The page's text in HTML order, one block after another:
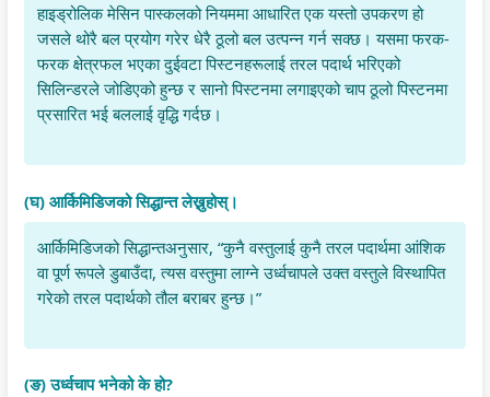
हाइड्रोलिक मेसिन पास्कलको नियममा आधारित एक यस्तो उपकरण हो
जसले थोरै बल प्रयोग गरेर धेरै ठूलो बल उत्पन्न गर्न सक्छ। यसमा फरक-
फरक क्षेत्रफल भएका दुईवटा पिस्टनहरूलाई तरल पदार्थ भरिएको
सिलिन्डरले जोडिएको हुन्छ र सानो पिस्टनमा लगाइएको चाप ठूलो पिस्टनमा
प्रसारित भई बललाई वृद्धि गर्दछ।
(घ) आर्किमिडिजको सिद्धान्त लेख्नुहोस्।
आर्किमिडिजको सिद्धान्तअनुसार, “कुनै वस्तुलाई कुनै तरल पदार्थमा आंशिक
वा पूर्ण रूपले डुबाउँदा, त्यस वस्तुमा लाग्ने उर्ध्वचापले उक्त वस्तुले विस्थापित
गरेको तरल पदार्थको तौल बराबर हुन्छ।”
(ङ) उर्ध्वचाप भनेको के हो?